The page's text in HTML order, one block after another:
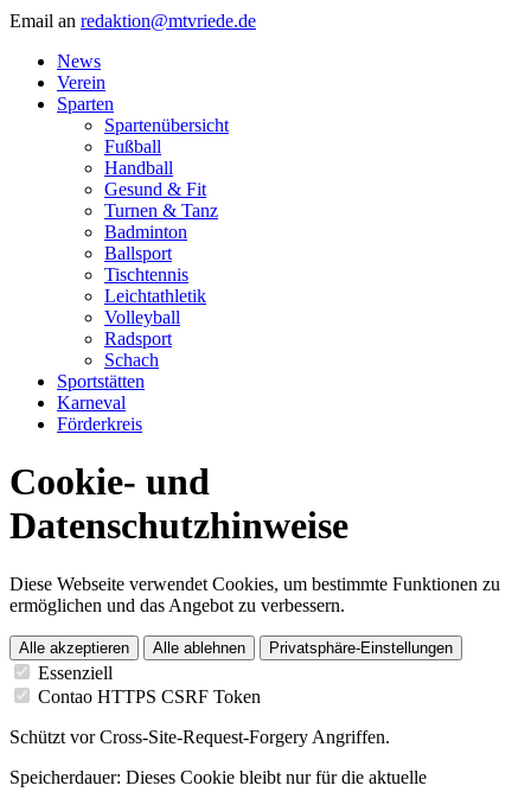
Email an redaktion@mtvriede.de
News
Verein
Sparten
Spartenübersicht
Fußball
Handball
Gesund & Fit
Turnen & Tanz
Badminton
Ballsport
Tischtennis
Leichtathletik
Volleyball
Radsport
Schach
Sportstätten
Karneval
Förderkreis
Cookie- und
Datenschutzhinweise
Diese Webseite verwendet Cookies, um bestimmte Funktionen zu
ermöglichen und das Angebot zu verbessern.
Alle akzeptieren Alle ablehnen Privatsphäre-Einstellungen
Essenziell
Contao HTTPS CSRF Token
Schützt vor Cross-Site-Request-Forgery Angriffen.
Speicherdauer: Dieses Cookie bleibt nur für die aktuelle